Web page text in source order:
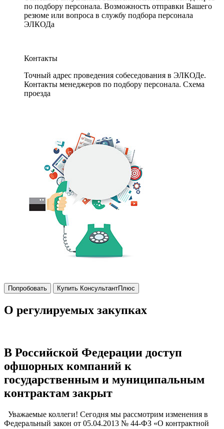
по подбору персонала. Возможность отправки Вашего
резюме или вопроса в службу подбора персонала
ЭЛКОДа
Контакты
Точный адрес проведения собеседования в ЭЛКОДе.
Контакты менеджеров по подбору персонала. Схема
проезда
Попробовать Купить КонсультантПлюс
О регулируемых закупках
В Российской Федерации доступ
офшорных компаний к
государственным и муниципальным
контрактам закрыт
Уважаемые коллеги! Сегодня мы рассмотрим изменения в
Федеральный закон от 05.04.2013 № 44-ФЗ «О контрактной